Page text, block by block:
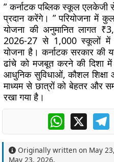
” कर्नाटक पब्लिक स्कूल एलकेजी से
प्रदान करेंगे। ” परियोजना में
योजना की अनुमानित लागत
2026-27 से 1,000 स्कूलों
योजना है। कर्नाटक सरकार की
ढांचे को मजबूत करने की दिशा
आधुनिक सुविधाओं, कौशल शिक्षा
माध्यम से छात्रों को बेहतर और
रखा गया है।
WhatsApp
X
Originally written on May
May 23, 2026.